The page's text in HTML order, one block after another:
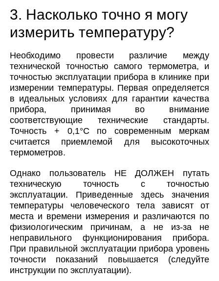
3. Насколько точно я могу
измерить температуру?
Необходимо провести различие между
технической точностью самого термометра, и
точностью эксплуатации прибора в клинике при
измерении температуры. Первая определяется
в идеальных условиях для гарантии качества
прибора, принимая во внимание
соответствующие технические стандарты.
Точность + 0,1°С по современным меркам
считается приемлемой для высокоточных
термометров.
Однако пользователь НЕ ДОЛЖЕН путать
техническую точность с точностью
эксплуатации. Приведенные здесь значения
температуры человеческого тела зависят от
места и времени измерения и различаются по
физиологическим причинам, а не из-за не
неправильного функционирования прибора.
При правильной эксплуатации прибора уровень
точности показаний повышается (следуйте
инструкции по эксплуатации).